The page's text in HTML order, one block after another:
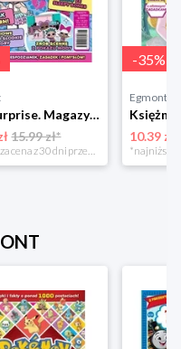
LOL Surprise. Magazyn 6/2023 Egmont
15.99 zł*
*najniższa cena z 30 dni przed obniżką
-35%
Egmont
10.39 zł